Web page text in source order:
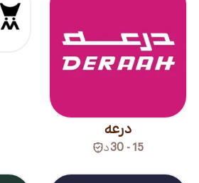
درعه
15 - 30 د